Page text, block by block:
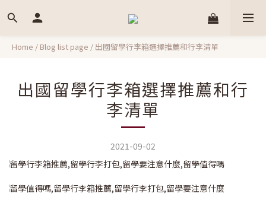
Home / Blog list page / 出國留學行李箱選擇推薦和行李清單
出國留學行李箱選擇推薦和行
李清單
2021-09-02